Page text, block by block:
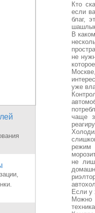
Кто
если
благ,
В
не
уже
чаще
режим
не
Если у
Можно